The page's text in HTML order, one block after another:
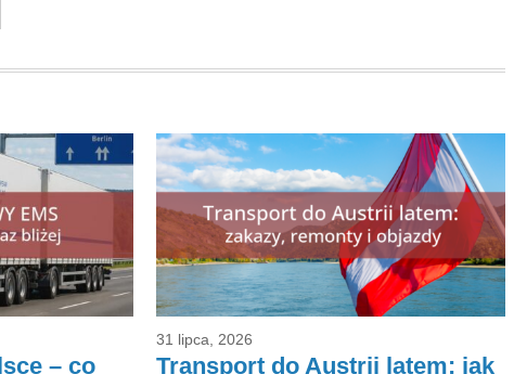
– co
31 lipca, 2026
Transport do Austrii latem: jak